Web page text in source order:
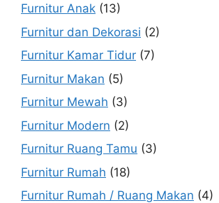
Furnitur Anak (13)
Furnitur dan Dekorasi (2)
Furnitur Kamar Tidur (7)
Furnitur Makan (5)
Furnitur Mewah (3)
Furnitur Modern (2)
Furnitur Ruang Tamu (3)
Furnitur Rumah (18)
Furnitur Rumah / Ruang Makan (4)